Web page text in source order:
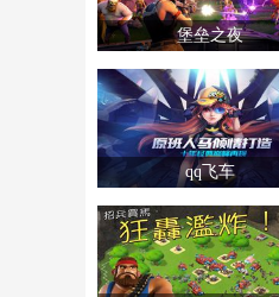
堡垒之夜
qq飞车